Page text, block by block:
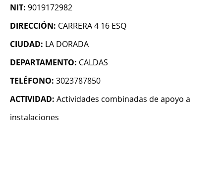
NIT: 9019172982
DIRECCIÓN: CARRERA 4 16 ESQ
CIUDAD: LA DORADA
DEPARTAMENTO: CALDAS
TELÉFONO: 3023787850
ACTIVIDAD: Actividades combinadas de apoyo a
instalaciones